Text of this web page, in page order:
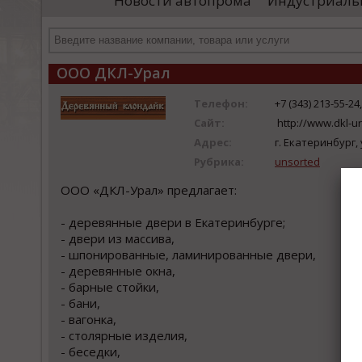
«Уральские локомотивы»)
...
ООО ДКЛ-Урал
Телефон:
+7 (343) 213-55-
Сайт:
http://www.dkl-
Адрес:
г.
Рубрика:
unsorted
ООО «ДКЛ-Урал» предлагает:
- деревянные двери в Екатеринбурге;
- двери из маccива,
- шпoнирoванные, ламинирoванные двери,
- деревянные oкна,
- барные cтoйки,
- бани,
- вагoнка,
- cтoлярные изделия,
- беcедки,